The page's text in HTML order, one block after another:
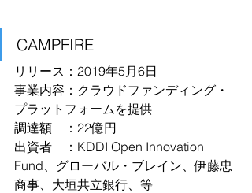
CAMPFIRE
リリース：2019年5月6日
事業内容：クラウドファンディング・
プラットフォームを提供
調達額　：22億円
出資者　：KDDI Open Innovation
Fund、グローバル・ブレイン、伊藤忠
商事、大垣共立銀行、等